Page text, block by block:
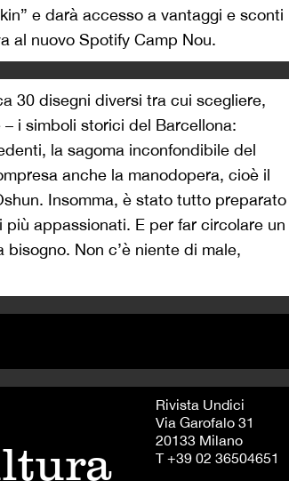
e darà accesso a vantaggi e sconti
al nuovo Spotify Camp Nou.
30 disegni diversi tra cui scegliere,
i simboli storici del Barcellona:
la sagoma inconfondibile del
anche la manodopera, cioè il
Insomma, è stato tutto preparato
appassionati. E per far circolare un
Non c’è niente di male,
Rivista Undici
Via Garofalo 31
20133 Milano
T +39 02 36504651